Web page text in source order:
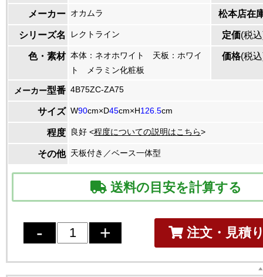
メーカー オカムラ 松本店在
シリーズ名 レクトライン 定価(税
色・素材 本体：ネオホワイト 天板：ホワイ
ト メラミン化粧板
価格(税
メーカー型番 4B75ZC-ZA75
サイズ W90cm×D45cm×H126.5cm
程度 良好 <程度についての説明はこちら>
その他 天板付き／ベース一体型
送料の目安を計算する
注文・見積